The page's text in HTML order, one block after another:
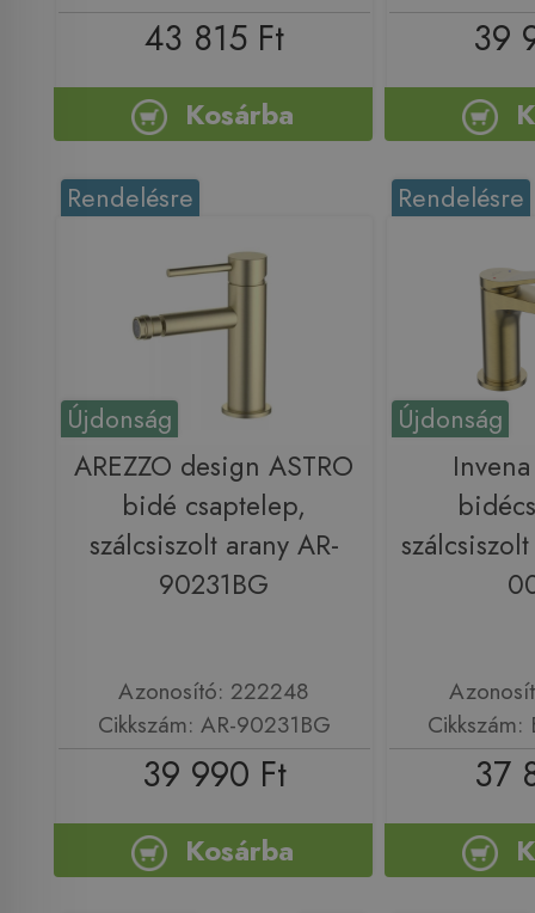
43 815 Ft
Kosárba
39
Újdonság
Rendelésre
AREZZO design ASTRO
bidé csaptelep,
szálcsiszolt arany AR-
90231BG
Azonosító: 222248
Cikkszám: AR-90231BG
39 990 Ft
Kosárba
Újdonság
Rendelésre
37